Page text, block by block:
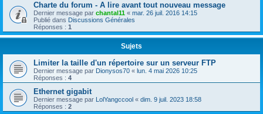
Charte du forum - A lire avant tout nouveau message
Dernier message par chantal11 « mar. 26 juil. 2016 14:15
Publié dans Discussions Générales
Réponses : 1
Sujets
Limiter la taille d'un répertoire sur un serveur FTP
Dernier message par Dionysos70 « lun. 4 mai 2026 10:25
Réponses : 4
Ethernet gigabit
Dernier message par LolYangccool « dim. 9 juil. 2023 18:58
Réponses : 2